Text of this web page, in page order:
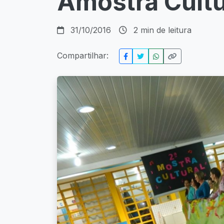
31/10/2016 2 min de leitura
Compartilhar: